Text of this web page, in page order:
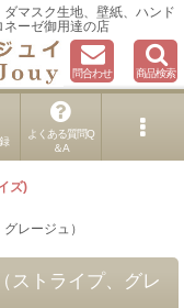
マスク生地、壁紙、ハンド
ネーゼ御用達の店
問合わせ 商品検索
よくある質問Q
＆A
ズ)
レージュ）
ストライプ、グレ